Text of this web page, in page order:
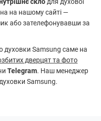
на нашому сайті —
або зателефонувавши за
духовки Samsung саме на
дверцят та фото
Telegram. Наш менеджер
Samsung.